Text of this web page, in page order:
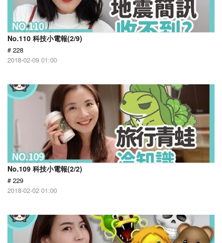
No.110 科技小電報(2/9)
# 228
2018-02-09 01:00
No.109 科技小電報(2/2)
# 229
2018-02-02 01:00